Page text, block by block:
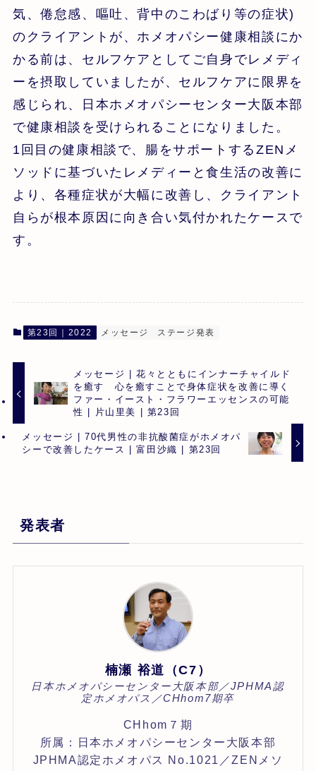
気、倦怠感、嘔吐、背中のこわばり等の症状)
のクライアントが、ホメオパシー健康相談にか
かる前は、セルフケアとしてご自身でレメディ
ーを摂取していましたが、セルフケアに限界を
感じられ、日本ホメオパシーセンター大阪本部
で健康相談を受けられることになりました。
1回目の健康相談で、腸をサポートするZENメ
ソッドに基づいたレメディーと食生活の改善に
より、各種症状が大幅に改善し、クライアント
自らが根本原因に向き合い気付かれたケースで
す。
第23回｜2022 メッセージ ステージ発表
メッセージ | 花々とともにインナーチャイルド
を癒す 心を癒すことで身体症状を改善に導く
ファー・イースト・フラワーエッセンスの可能
性 | 片山里美 | 第23回
メッセージ | 70代男性の非抗酸菌症がホメオパ
シーで改善したケース | 富田沙織 | 第23回
発表者
楠瀬 裕道（C7）
日本ホメオパシーセンター大阪本部／JPHMA認
定ホメオパス／CHhom7期卒
CHhom７期
所属：日本ホメオパシーセンター大阪本部
JPHMA認定ホメオパス No.1021／ZENメソ